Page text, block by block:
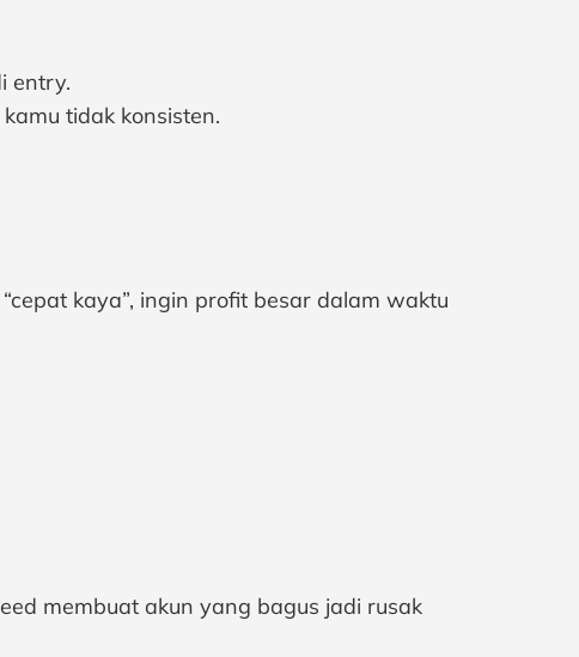
entry.
tidak konsisten.
kaya”, ingin profit besar dalam waktu
membuat akun yang bagus jadi rusak